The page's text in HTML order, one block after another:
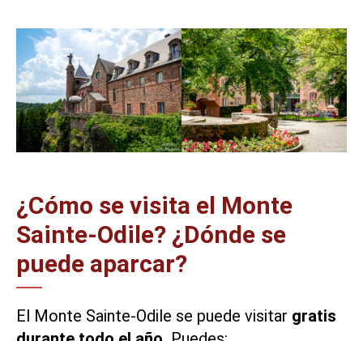
¿Cómo se visita el Monte
Sainte-Odile? ¿Dónde se
puede aparcar?
El Monte Sainte-Odile se puede visitar gratis